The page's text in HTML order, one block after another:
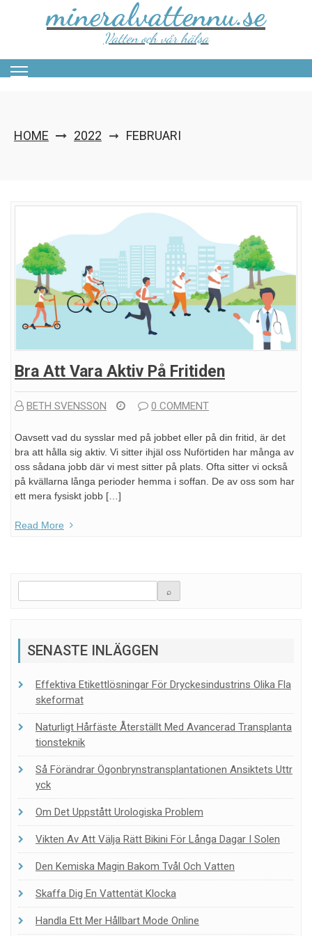
mineralvattennu.se
Vatten och vår hälsa
HOME 2022 ➞ FEBRUARI
Bra Att Vara Aktiv På Fritiden
BETH SVENSSON 0 COMMENT
Oavsett vad du sysslar med på jobbet eller på din fritid, är det
bra att hålla sig aktiv. Vi sitter ihjäl oss Nuförtiden har många av
oss sådana jobb där vi mest sitter på plats. Ofta sitter vi också
på kvällarna långa perioder hemma i soffan. De av oss som har
ett mera fysiskt jobb […]
Read More
SENASTE INLÄGGEN
Effektiva Etikettlösningar För Dryckesindustrins Olika Fla
Skeformat
Naturligt Hårfäste Återställt Med Avancerad Transplanta
Tionsteknik
Så Förändrar Ögonbrynstransplantationen Ansiktets Uttr
Yck
Om Det Uppstått Urologiska Problem
Vikten Av Att Välja Rätt Bikini För Långa Dagar I Solen
Den Kemiska Magin Bakom Tvål Och Vatten
Skaffa Dig En Vattentät Klocka
Handla Ett Mer Hållbart Mode Online